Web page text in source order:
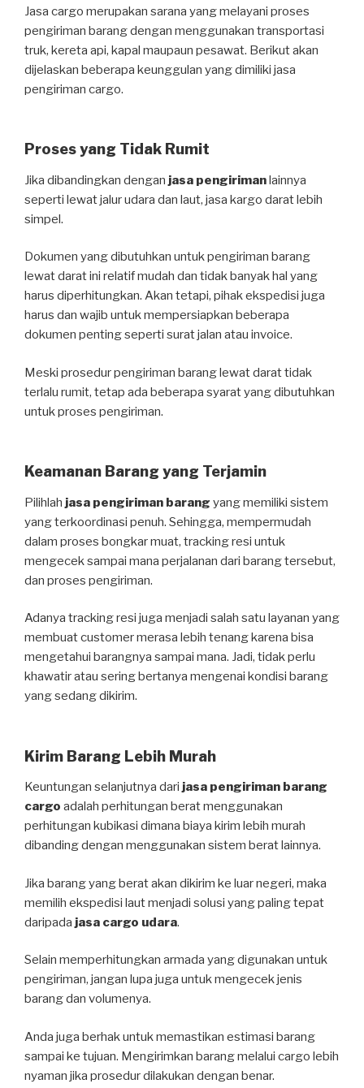
Jasa cargo merupakan sarana yang melayani proses
pengiriman barang dengan menggunakan transportasi
truk, kereta api, kapal maupaun pesawat. Berikut akan
dijelaskan beberapa keunggulan yang dimiliki jasa
pengiriman cargo.
Proses yang Tidak Rumit
Jika dibandingkan dengan jasa pengirimanlainnya
seperti lewat jalur udara dan laut, jasa kargo darat lebih
simpel.
Dokumen yang dibutuhkan untuk pengiriman barang
lewat darat ini relatif mudah dan tidak banyak hal yang
harus diperhitungkan. Akan tetapi, pihak ekspedisi juga
harus dan wajib untuk mempersiapkan beberapa
dokumen penting seperti surat jalan atau invoice.
Meski prosedur pengiriman barang lewat darat tidak
terlalu rumit, tetap ada beberapa syarat yang dibutuhkan
untuk proses pengiriman.
Keamanan Barang yang Terjamin
Pilihlah jasa pengiriman barang yang memiliki sistem
yang terkoordinasi penuh. Sehingga, mempermudah
dalam proses bongkar muat, tracking resi untuk
mengecek sampai mana perjalanan dari barang tersebut,
dan proses pengiriman.
Adanya tracking resi juga menjadi salah satu layanan yang
membuat customer merasa lebih tenang karena bisa
mengetahui barangnya sampai mana. Jadi, tidak perlu
khawatir atau sering bertanya mengenai kondisi barang
yang sedang dikirim.
Kirim Barang Lebih Murah
Keuntungan selanjutnya dari jasa pengiriman barang
cargo adalah perhitungan berat menggunakan
perhitungan kubikasi dimana biaya kirim lebih murah
dibanding dengan menggunakan sistem berat lainnya.
Jika barang yang berat akan dikirim ke luar negeri, maka
memilih ekspedisi laut menjadi solusi yang paling tepat
daripada jasa cargo udara.
Selain memperhitungkan armada yang digunakan untuk
pengiriman, jangan lupa juga untuk mengecek jenis
barang dan volumenya.
Anda juga berhak untuk memastikan estimasi barang
sampai ke tujuan. Mengirimkan barang melalui cargo lebih
nyaman jika prosedur dilakukan dengan benar.